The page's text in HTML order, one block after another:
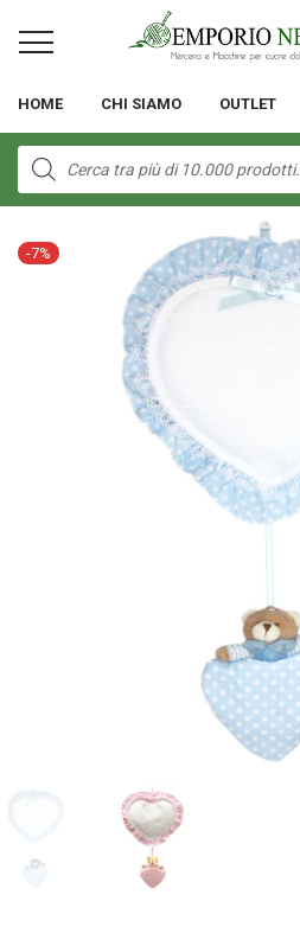
HOME CHI SIAMO OUTLET
Products
search
-7%